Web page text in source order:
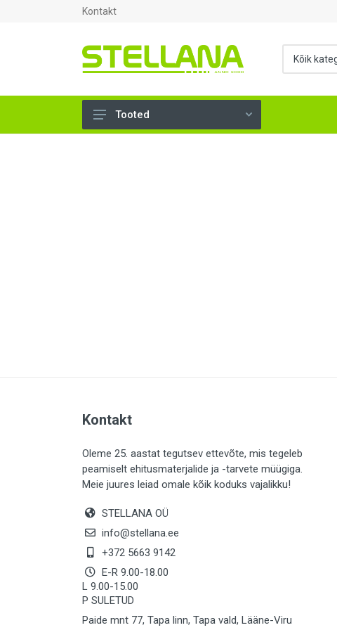
Kontakt
LIISTUD (183)
KIVID (31)
KATTED (132)
MAALRITARBED (1025)
SOOJUSTUS (16)
KEEMIA (220)
TÖÖRIIDED (117)
SAUN (8)
Tooted
Kontakt
Oleme 25. aastat tegutsev ettevõte, mis tegeleb
peamiselt ehitusmaterjalide ja -tarvete müügiga.
Meie juures leiad omale kõik koduks vajalikku!
STELLANA OÜ
info@stellana.ee
+372 5663 9142
E-R 9.00-18.00
L 9.00-15.00
P SULETUD
Paide mnt 77, Tapa linn, Tapa vald, Lääne-Viru